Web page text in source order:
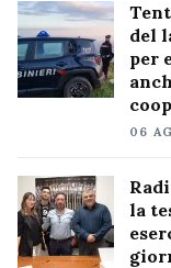
del
per
06
la